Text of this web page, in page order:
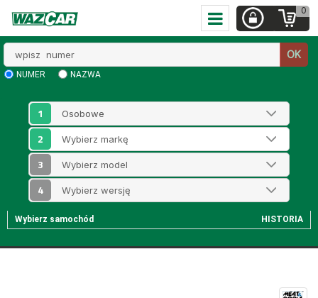
0
numer
OK
NUMER NAZWA
1
2
3
4
Wybierz samochód HISTORIA